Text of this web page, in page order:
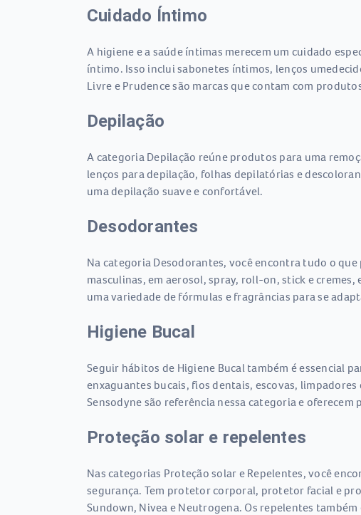
Cuidado Íntimo
A higiene e a saúde íntimas merecem um cuidado
íntimo. Isso inclui sabonetes íntimos, lenços
Livre e Prudence são marcas que contam com
Depilação
A categoria Depilação reúne produtos para uma
lenços para depilação, folhas depilatórias e
uma depilação suave e confortável.
Desodorantes
Na categoria Desodorantes, você encontra tudo o
masculinas, em aerosol, spray, roll-on, stick e
uma variedade de fórmulas e fragrâncias para se
Higiene Bucal
Seguir hábitos de Higiene Bucal também é essencial
enxaguantes bucais, fios dentais, escovas,
Sensodyne são referência nessa categoria e
Proteção solar e repelentes
Nas categorias Proteção solar e Repelentes, você
segurança. Tem protetor corporal, protetor facial e
Sundown, Nivea e Neutrogena. Os repelentes